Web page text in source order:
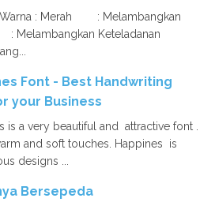
Warna : Merah : Melambangkan
Keteladanan
Font - Best Handwriting
your Business
is a very beautiful and attractive font .
and soft touches. Happines is
designs ...
Bersepeda